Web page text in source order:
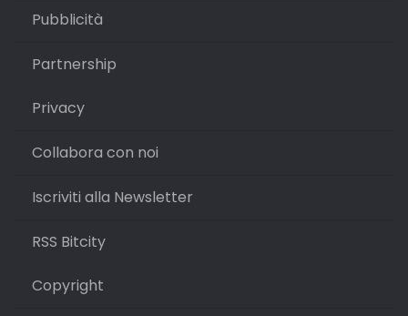
Pubblicità
Partnership
Privacy
Collabora con noi
Iscriviti alla Newsletter
RSS Bitcity
Copyright